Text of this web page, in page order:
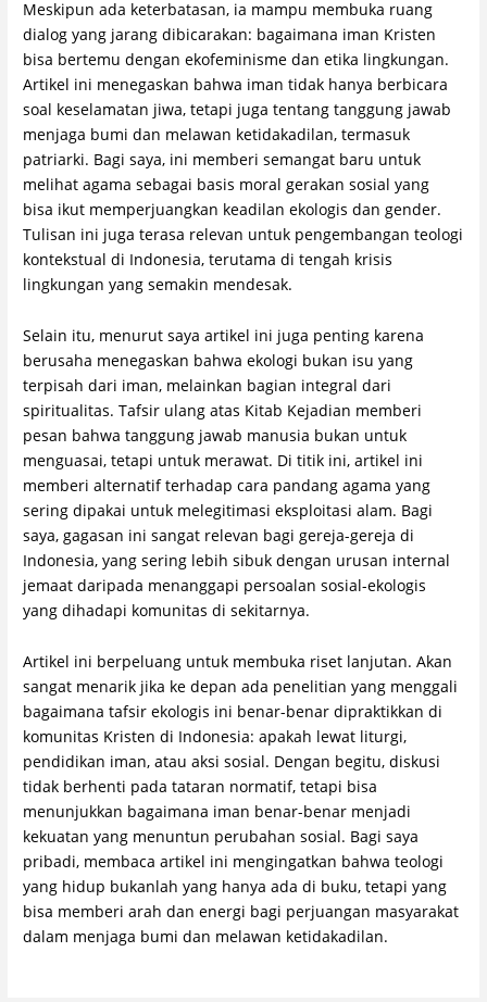
Meskipun ada keterbatasan, ia mampu membuka ruang
dialog yang jarang dibicarakan: bagaimana iman Kristen
bisa bertemu dengan ekofeminisme dan etika lingkungan.
Artikel ini menegaskan bahwa iman tidak hanya berbicara
soal keselamatan jiwa, tetapi juga tentang tanggung jawab
menjaga bumi dan melawan ketidakadilan, termasuk
patriarki. Bagi saya, ini memberi semangat baru untuk
melihat agama sebagai basis moral gerakan sosial yang
bisa ikut memperjuangkan keadilan ekologis dan gender.
Tulisan ini juga terasa relevan untuk pengembangan teologi
kontekstual di Indonesia, terutama di tengah krisis
lingkungan yang semakin mendesak.
Selain itu, menurut saya artikel ini juga penting karena
berusaha menegaskan bahwa ekologi bukan isu yang
terpisah dari iman, melainkan bagian integral dari
spiritualitas. Tafsir ulang atas Kitab Kejadian memberi
pesan bahwa tanggung jawab manusia bukan untuk
menguasai, tetapi untuk merawat. Di titik ini, artikel ini
memberi alternatif terhadap cara pandang agama yang
sering dipakai untuk melegitimasi eksploitasi alam. Bagi
saya, gagasan ini sangat relevan bagi gereja-gereja di
Indonesia, yang sering lebih sibuk dengan urusan internal
jemaat daripada menanggapi persoalan sosial-ekologis
yang dihadapi komunitas di sekitarnya.
Artikel ini berpeluang untuk membuka riset lanjutan. Akan
sangat menarik jika ke depan ada penelitian yang menggali
bagaimana tafsir ekologis ini benar-benar dipraktikkan di
komunitas Kristen di Indonesia: apakah lewat liturgi,
pendidikan iman, atau aksi sosial. Dengan begitu, diskusi
tidak berhenti pada tataran normatif, tetapi bisa
menunjukkan bagaimana iman benar-benar menjadi
kekuatan yang menuntun perubahan sosial. Bagi saya
pribadi, membaca artikel ini mengingatkan bahwa teologi
yang hidup bukanlah yang hanya ada di buku, tetapi yang
bisa memberi arah dan energi bagi perjuangan masyarakat
dalam menjaga bumi dan melawan ketidakadilan.